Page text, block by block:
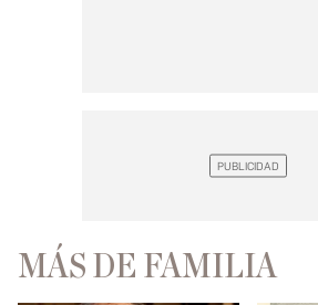
MÁS DE FAMILIA